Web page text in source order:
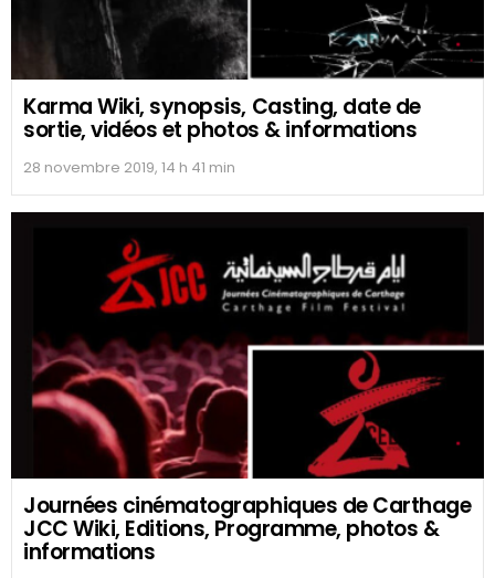
Karma Wiki, synopsis, Casting, date de
sortie, vidéos et photos & informations
28 novembre 2019, 14 h 41 min
Journées cinématographiques de Carthage
JCC Wiki, Editions, Programme, photos &
informations